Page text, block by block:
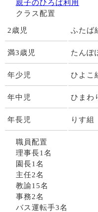
親子のひろば利用
クラス配置
2歳児 ふたば
満3歳児 たんぽ
年少児 ひよこ
年中児 ひまわ
年長児 りす組
職員配置
理事長1名
園長1名
主任2名
教諭15名
事務2名
バス運転手3名